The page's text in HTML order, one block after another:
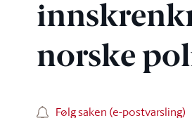
norske
Følg saken (e-postvarsling)